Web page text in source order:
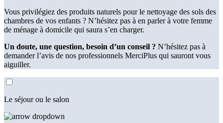
Vous privilégiez des produits naturels pour le nettoyage des sols des
chambres de vos enfants ? N’hésitez pas à en parler à votre femme
de ménage à domicile qui saura s’en charger.
Un doute, une question, besoin d’un conseil ? N’hésitez pas à
demander l’avis de nos professionnels MerciPlus qui sauront vous
aiguiller.
Le séjour ou le salon